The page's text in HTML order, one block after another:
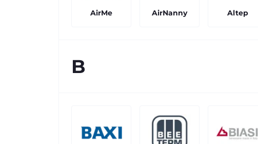
AirMe AirNanny Altep
B